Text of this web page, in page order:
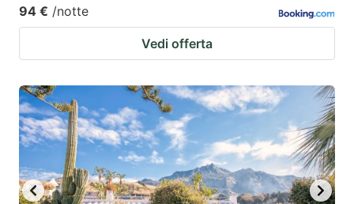
94 € /notte
Vedi offerta